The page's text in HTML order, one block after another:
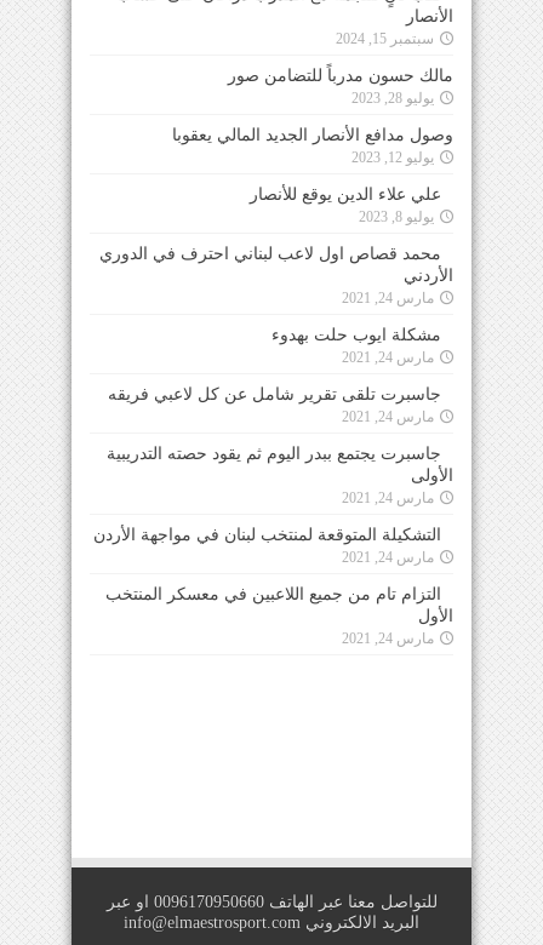
الأنصار
سبتمبر 15, 2024
مالك حسون مدرباً للتضامن صور
يوليو 28, 2023
وصول مدافع الأنصار الجديد المالي يعقوبا
يوليو 12, 2023
علي علاء الدين يوقع للأنصار
يوليو 8, 2023
محمد قصاص اول لاعب لبناني احترف في الدوري
الأردني
مارس 24, 2021
مشكلة ايوب حلت بهدوء
مارس 24, 2021
جاسبرت تلقى تقرير شامل عن كل لاعبي فريقه
مارس 24, 2021
جاسبرت يجتمع ببدر اليوم ثم يقود حصته التدريبية
الأولى
مارس 24, 2021
التشكيلة المتوقعة لمنتخب لبنان في مواجهة الأردن
مارس 24, 2021
التزام تام من جميع اللاعبين في معسكر المنتخب
الأول
مارس 24, 2021
للتواصل معنا عبر الهاتف 0096170950660 او عبر
البريد الالكتروني info@elmaestrosport.com